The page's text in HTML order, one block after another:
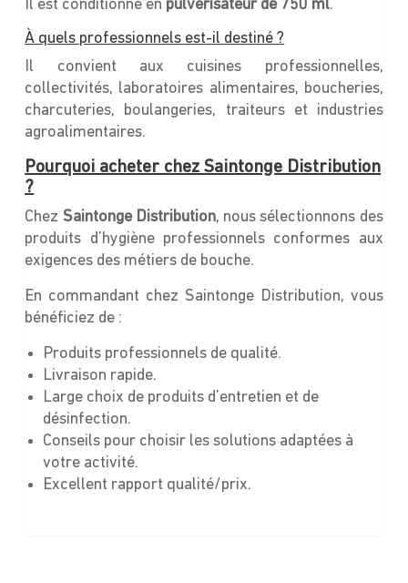
Il est conditionné en pulvérisateur de 750 ml.
À quels professionnels est-il destiné ?
Il convient aux cuisines professionnelles,
collectivités, laboratoires alimentaires, boucheries,
charcuteries, boulangeries, traiteurs et industries
agroalimentaires.
Pourquoi acheter chez Saintonge Distribution
?
Chez Saintonge Distribution, nous sélectionnons des
produits d’hygiène professionnels conformes aux
exigences des métiers de bouche.
En commandant chez Saintonge Distribution, vous
bénéficiez de :
Produits professionnels de qualité.
Livraison rapide.
Large choix de produits d’entretien et de
désinfection.
Conseils pour choisir les solutions adaptées à
votre activité.
Excellent rapport qualité/prix.